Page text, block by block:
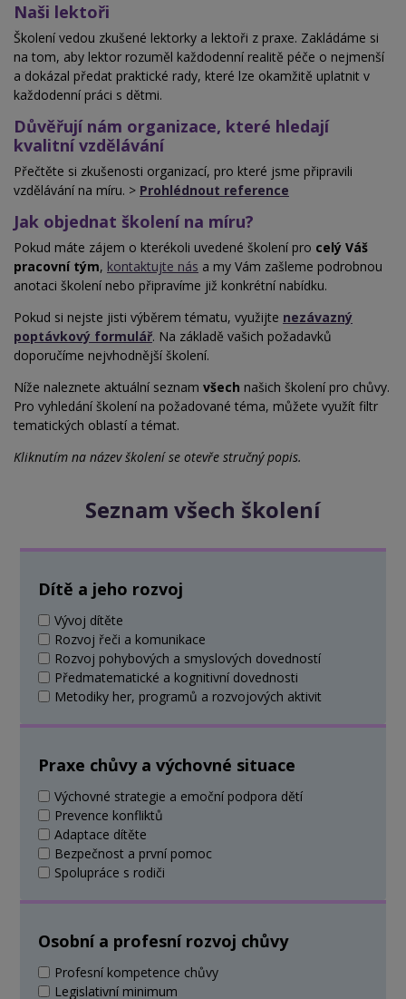
Naši lektoři
Školení vedou zkušené lektorky a lektoři z praxe. Zakládáme si
na tom, aby lektor rozuměl každodenní realitě péče o nejmenší
a dokázal předat praktické rady, které lze okamžitě uplatnit v
každodenní práci s dětmi.
Důvěřují nám organizace, které hledají
kvalitní vzdělávání
Přečtěte si zkušenosti organizací, pro které jsme připravili
vzdělávání na míru. > Prohlédnout reference
Jak objednat školení na míru?
Pokud máte zájem o kterékoli uvedené školení pro celý Váš
pracovní tým, kontaktujte nás a my Vám zašleme podrobnou
anotaci školení nebo připravíme již konkrétní nabídku.
Pokud si nejste jisti výběrem tématu, využijte nezávazný
poptávkový formulář. Na základě vašich požadavků
doporučíme nejvhodnější školení.
Níže naleznete aktuální seznam všech našich školení pro chůvy.
Pro vyhledání školení na požadované téma, můžete využít filtr
tematických oblastí a témat.
Kliknutím na název školení se otevře stručný popis.
Seznam všech školení
Dítě a jeho rozvoj
Vývoj dítěte
Rozvoj řeči a komunikace
Rozvoj pohybových a smyslových dovedností
Předmatematické a kognitivní dovednosti
Metodiky her, programů a rozvojových aktivit
Praxe chůvy a výchovné situace
Výchovné strategie a emoční podpora dětí
Prevence konfliktů
Adaptace dítěte
Bezpečnost a první pomoc
Spolupráce s rodiči
Osobní a profesní rozvoj chůvy
Profesní kompetence chůvy
Legislativní minimum